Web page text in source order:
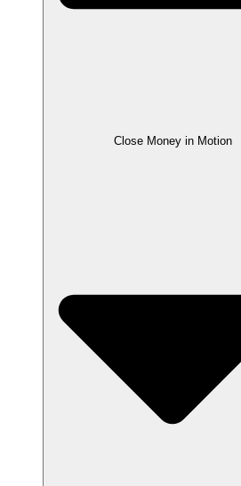
Close Money in Motion